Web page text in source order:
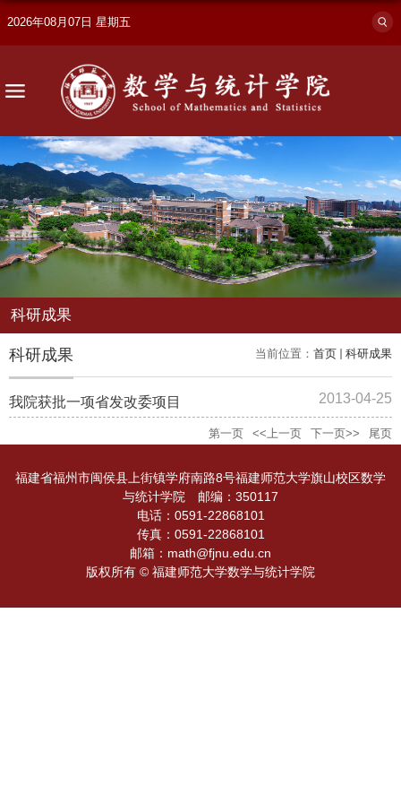
2026年08月07日 星期五
科研成果
当前位置： 首页 科研成果
科研成果
我院获批一项省发改委项目 2013-04-25
第一页 <<上一页 下一页>> 尾页
福建省福州市闽侯县上街镇学府南路8号福建师范大学旗山校区数学
与统计学院 邮编：350117
电话：0591-22868101
传真：0591-22868101
邮箱：math@fjnu.edu.cn
版权所有 © 福建师范大学数学与统计学院